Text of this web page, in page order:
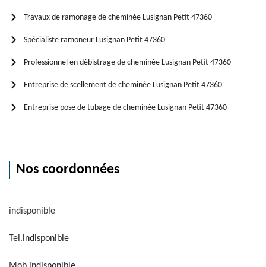
Travaux de ramonage de cheminée Lusignan Petit 47360
Spécialiste ramoneur Lusignan Petit 47360
Professionnel en débistrage de cheminée Lusignan Petit 47360
Entreprise de scellement de cheminée Lusignan Petit 47360
Entreprise pose de tubage de cheminée Lusignan Petit 47360
Nos coordonnées
indisponible
Tel.indisponible